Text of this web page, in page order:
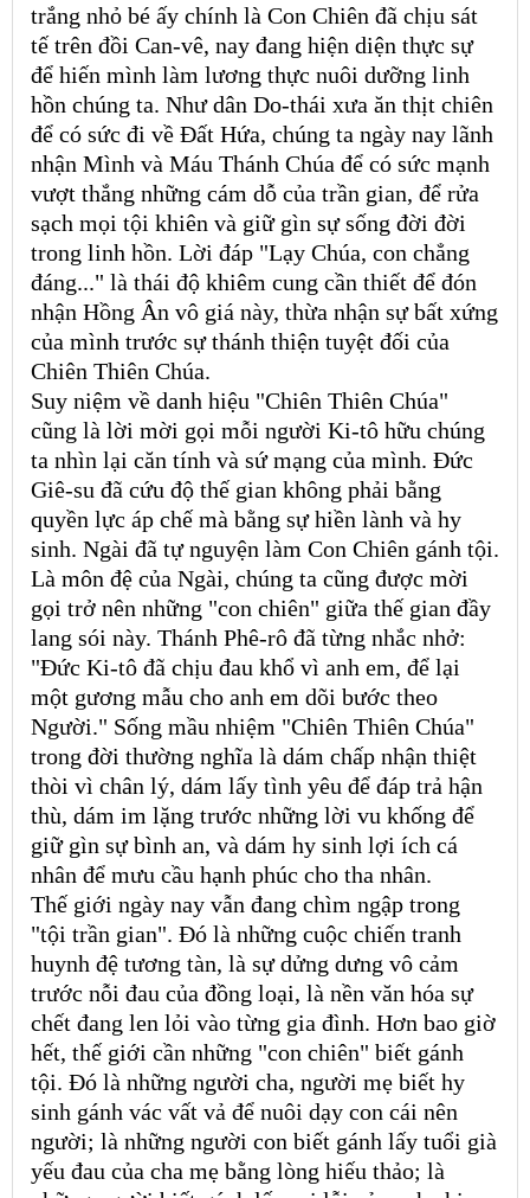
trắng nhỏ bé ấy chính là Con Chiên đã chịu sát
tế trên đồi Can-vê, nay đang hiện diện thực sự
để hiến mình làm lương thực nuôi dưỡng linh
hồn chúng ta. Như dân Do-thái xưa ăn thịt chiên
để có sức đi về Đất Hứa, chúng ta ngày nay lãnh
nhận Mình và Máu Thánh Chúa để có sức mạnh
vượt thắng những cám dỗ của trần gian, để rửa
sạch mọi tội khiên và giữ gìn sự sống đời đời
trong linh hồn. Lời đáp "Lạy Chúa, con chẳng
đáng..." là thái độ khiêm cung cần thiết để đón
nhận Hồng Ân vô giá này, thừa nhận sự bất xứng
của mình trước sự thánh thiện tuyệt đối của
Chiên Thiên Chúa.
Suy niệm về danh hiệu "Chiên Thiên Chúa"
cũng là lời mời gọi mỗi người Ki-tô hữu chúng
ta nhìn lại căn tính và sứ mạng của mình. Đức
Giê-su đã cứu độ thế gian không phải bằng
quyền lực áp chế mà bằng sự hiền lành và hy
sinh. Ngài đã tự nguyện làm Con Chiên gánh tội.
Là môn đệ của Ngài, chúng ta cũng được mời
gọi trở nên những "con chiên" giữa thế gian đầy
lang sói này. Thánh Phê-rô đã từng nhắc nhở:
"Đức Ki-tô đã chịu đau khổ vì anh em, để lại
một gương mẫu cho anh em dõi bước theo
Người." Sống mầu nhiệm "Chiên Thiên Chúa"
trong đời thường nghĩa là dám chấp nhận thiệt
thòi vì chân lý, dám lấy tình yêu để đáp trả hận
thù, dám im lặng trước những lời vu khống để
giữ gìn sự bình an, và dám hy sinh lợi ích cá
nhân để mưu cầu hạnh phúc cho tha nhân.
Thế giới ngày nay vẫn đang chìm ngập trong
"tội trần gian". Đó là những cuộc chiến tranh
huynh đệ tương tàn, là sự dửng dưng vô cảm
trước nỗi đau của đồng loại, là nền văn hóa sự
chết đang len lỏi vào từng gia đình. Hơn bao giờ
hết, thế giới cần những "con chiên" biết gánh
tội. Đó là những người cha, người mẹ biết hy
sinh gánh vác vất vả để nuôi dạy con cái nên
người; là những người con biết gánh lấy tuổi già
yếu đau của cha mẹ bằng lòng hiếu thảo; là